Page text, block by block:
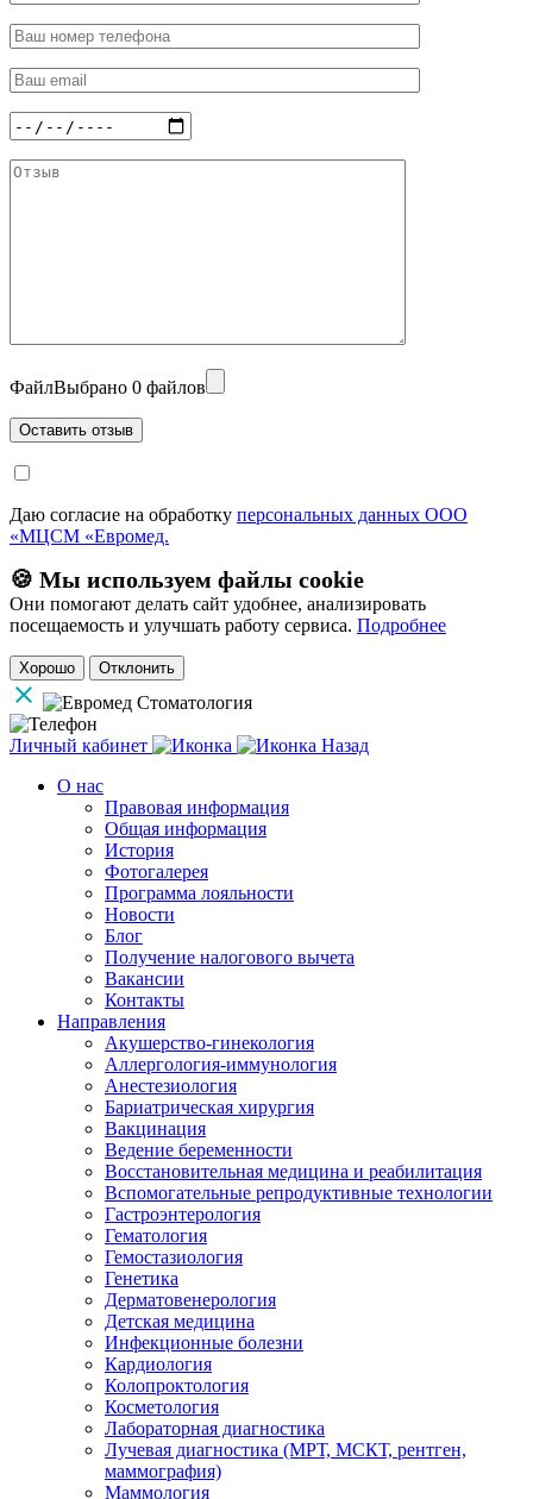
ФайлВыбрано 0 файлов
Даю согласие на обработку персональных данных ООО
«МЦСМ «Евромед.
🍪 Мы используем файлы cookie
Они помогают делать сайт удобнее, анализировать
посещаемость и улучшать работу сервиса. Подробнее
Хорошо Отклонить
Личный кабинет
Назад
О нас
Правовая информация
Общая информация
История
Фотогалерея
Программа лояльности
Новости
Блог
Получение налогового вычета
Вакансии
Контакты
Направления
Акушерство-гинекология
Аллергология-иммунология
Анестезиология
Бариатрическая хирургия
Вакцинация
Ведение беременности
Восстановительная медицина и реабилитация
Вспомогательные репродуктивные технологии
Гастроэнтерология
Гематология
Гемостазиология
Генетика
Дерматовенерология
Детская медицина
Инфекционные болезни
Кардиология
Колопроктология
Косметология
Лабораторная диагностика
Лучевая диагностика (МРТ, МСКТ, рентген,
маммография)
Маммология